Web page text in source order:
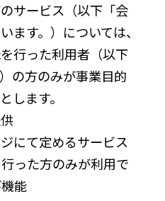
サービス（以下「会
ます。）については、
行った利用者（以下
の方のみが事業目的
します。
て定めるサービス
った方のみが利用で
能